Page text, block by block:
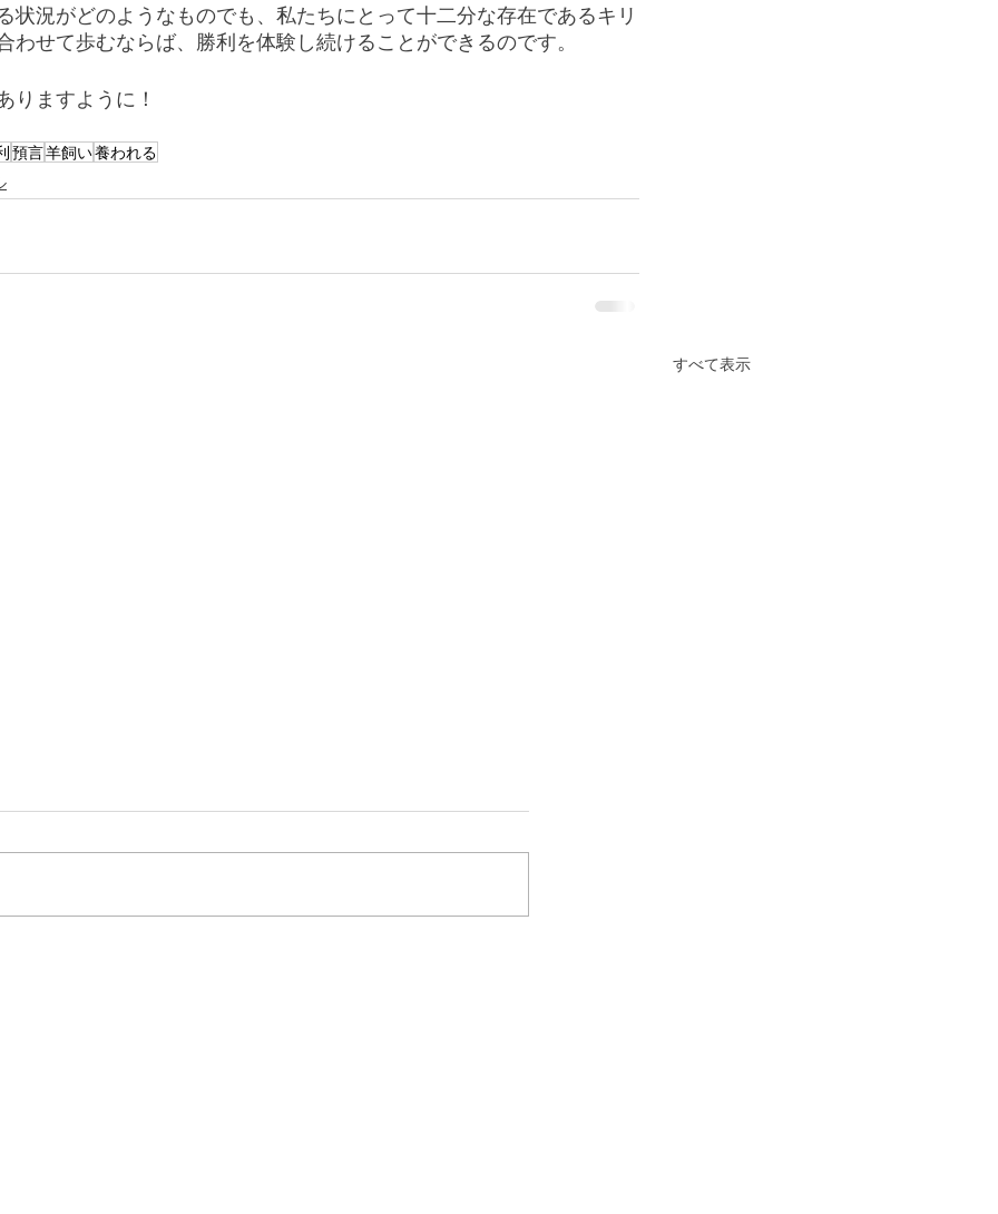
状況がどのようなものでも、私たちにとって十二分な存在であるキリ
わせて歩むならば、勝利を体験し続けることができるのです。
りますように！
預言羊飼い養われる
すべて表示